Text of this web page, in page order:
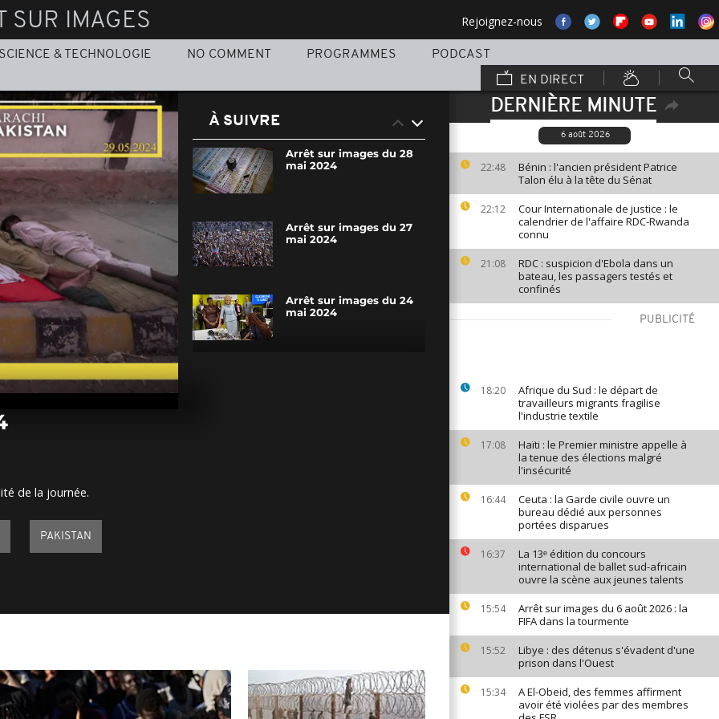
SUR IMAGES Rejoignez-nous
& TECHNOLOGIE NO COMMENT PROGRAMMES
PODCAST
EN DIRECT
DERNIÈRE MINUTE
6 août 2026
22:48
Bénin : l'ancien président Patrice
Talon élu à la tête du Sénat
22:12
Cour Internationale de justice : le
calendrier de l'affaire RDC-Rwanda
connu
21:08
RDC : suspicion d'Ebola dans un
bateau, les passagers testés et
confinés
PUBLICITÉ
18:20
Afrique du Sud : le départ de
travailleurs migrants fragilise
l'industrie textile
17:08
Haïti : le Premier ministre appelle à
la tenue des élections malgré
l'insécurité
16:44
Ceuta : la Garde civile ouvre un
bureau dédié aux personnes
portées disparues
16:37
La 13ᵉ édition du concours
international de ballet sud-africain
ouvre la scène aux jeunes talents
15:54
Arrêt sur images du 6 août 2026 : la
FIFA dans la tourmente
15:52
Libye : des détenus s'évadent d'une
prison dans l'Ouest
15:34
A El-Obeid, des femmes affirment
avoir été violées par des membres
de la journée.
PAKISTAN
À SUIVRE
Arrêt sur images du 28
mai 2024
Arrêt sur images du 27
mai 2024
Arrêt sur images du 24
mai 2024